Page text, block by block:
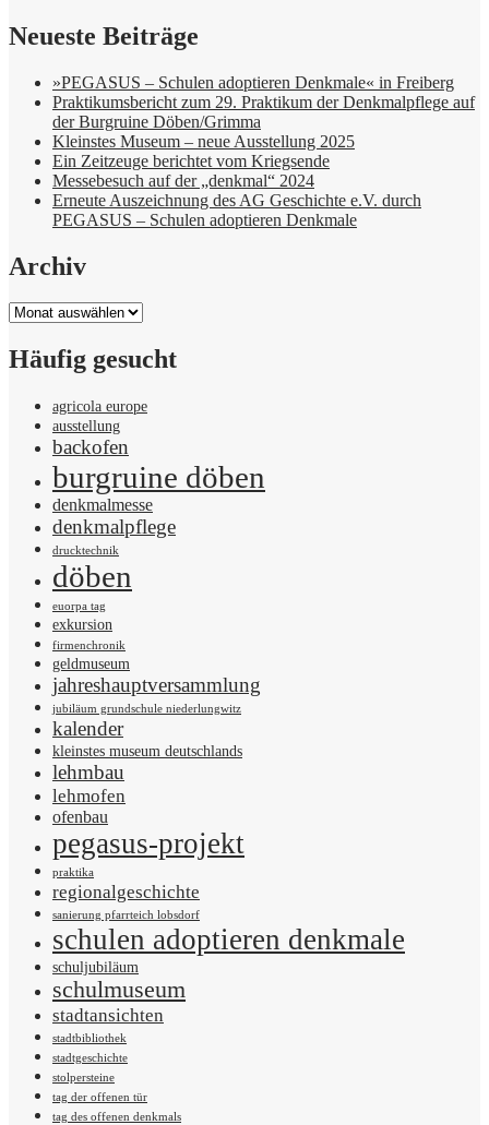
Neueste Beiträge
»PEGASUS – Schulen adoptieren Denkmale« in Freiberg
Praktikumsbericht zum 29. Praktikum der Denkmalpflege auf
der Burgruine Döben/Grimma
Kleinstes Museum – neue Ausstellung 2025
Ein Zeitzeuge berichtet vom Kriegsende
Messebesuch auf der „denkmal“ 2024
Erneute Auszeichnung des AG Geschichte e.V. durch
PEGASUS – Schulen adoptieren Denkmale
Archiv
Archiv
Häufig gesucht
agricola europe
ausstellung
backofen
burgruine döben
denkmalmesse
denkmalpflege
drucktechnik
döben
euorpa tag
exkursion
firmenchronik
geldmuseum
jahreshauptversammlung
jubiläum grundschule niederlungwitz
kalender
kleinstes museum deutschlands
lehmbau
lehmofen
ofenbau
pegasus-projekt
praktika
regionalgeschichte
sanierung pfarrteich lobsdorf
schulen adoptieren denkmale
schuljubiläum
schulmuseum
stadtansichten
stadtbibliothek
stadtgeschichte
stolpersteine
tag der offenen tür
tag des offenen denkmals